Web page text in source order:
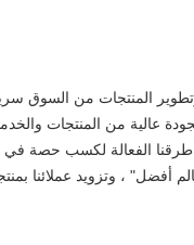
المنتجات من السوق
عالية من المنتجات
أفضل" ، وتزويد عملائنا